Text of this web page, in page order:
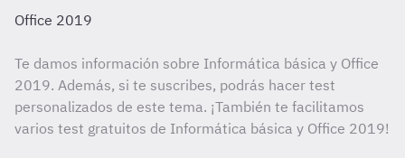
Office 2019
Te damos información sobre Informática básica y Office
2019. Además, si te suscribes, podrás hacer test
personalizados de este tema. ¡También te facilitamos
varios test gratuitos de Informática básica y Office 2019!